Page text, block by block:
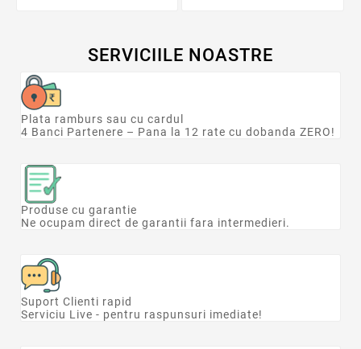
SERVICIILE NOASTRE
Plata ramburs sau cu cardul
4 Banci Partenere – Pana la 12 rate cu dobanda ZERO!
Produse cu garantie
Ne ocupam direct de garantii fara intermedieri.
Suport Clienti rapid
Serviciu Live - pentru raspunsuri imediate!